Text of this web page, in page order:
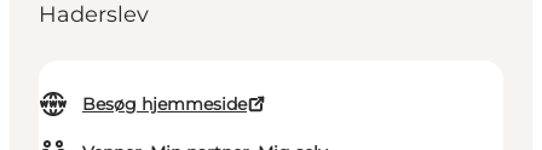
Haderslev
Besøg hjemmeside